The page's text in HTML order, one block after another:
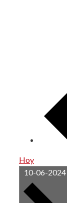
Hoy
10-06-2024